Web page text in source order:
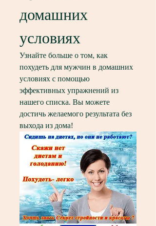
домашних
условиях
Узнайте больше о том, как
похудеть для мужчин в домашних
условиях с помощью
эффективных упражнений из
нашего списка. Вы можете
достичь желаемого результата без
выхода из дома!